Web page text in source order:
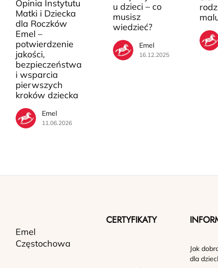
Opinia Instytutu
Matki i Dziecka
dla Roczków
Emel –
potwierdzenie
jakości,
bezpieczeństwa
i wsparcia
pierwszych
kroków dziecka
Emel
11.06.2026
u dzieci – co
musisz
wiedzieć?
Emel
16.12.2025
Emel
Częstochowa
CERTYFIKATY
Jak
dla